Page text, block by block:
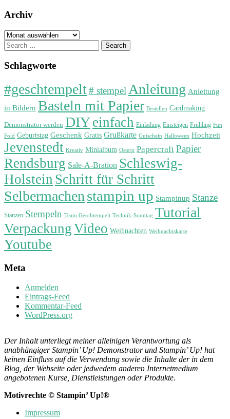
Archiv
Archiv
Search
for:
Schlagworte
#geschtempelt# stempel Anleitung Anleitung
in Bildern Basteln mit Papier Bestellen Cardmaking
Demonstrator werden DIYeinfach Einladung Einsteigen Frühling Fun
Fold Geburtstag Geschenk Gratis Grußkarte Gutschein Halloween Hochzeit
Jevenstedt Kreativ Minialbum Ostern Papercraft Papier
Rendsburg Sale-A-Bration Schleswig-
Holstein Schritt für Schritt
Selbermachen stampin up Stampinup Stanze
Stanzen Stempeln Team Geschtempelt Technik-Sonntag Tutorial
VerpackungVideo Weihnachten Weihnachtskarte
Youtube
Meta
Anmelden
Eintrags-Feed
Kommentar-Feed
WordPress.org
Der Inhalt unterliegt meiner alleinigen Verantwortung als
unabhängiger Stampin’ Up! Demonstrator und Stampin’ Up! hat
keinen Einfluss auf die Verwendung sowie die Inhalte der in dem
Blog, der Webseite oder jedwedem anderen Internetmedium
angebotenen Kurse, Dienstleistungen oder Produkte.
Motivrechte © Stampin’ Up!®
Impressum